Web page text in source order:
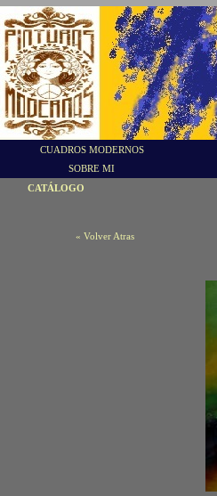
CUADROS MODERNOS
SOBRE MI
CATÁLOGO
« Volver Atras